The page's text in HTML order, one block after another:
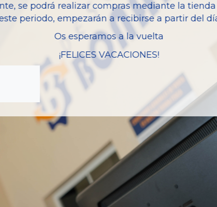
Potencia
Modelo
Garantia
almacenadas del
se podrá realizar compras mediante la
periodo, empezarán a recibirse a partir del
Os esperamos a la vuelta
¡FELICES VACACIONES!